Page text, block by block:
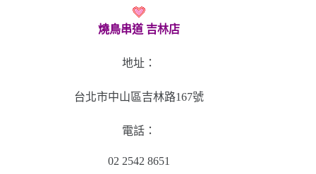
燒鳥串道 吉林店
地址：
台北市中山區吉林路167號
電話：
02 2542 8651